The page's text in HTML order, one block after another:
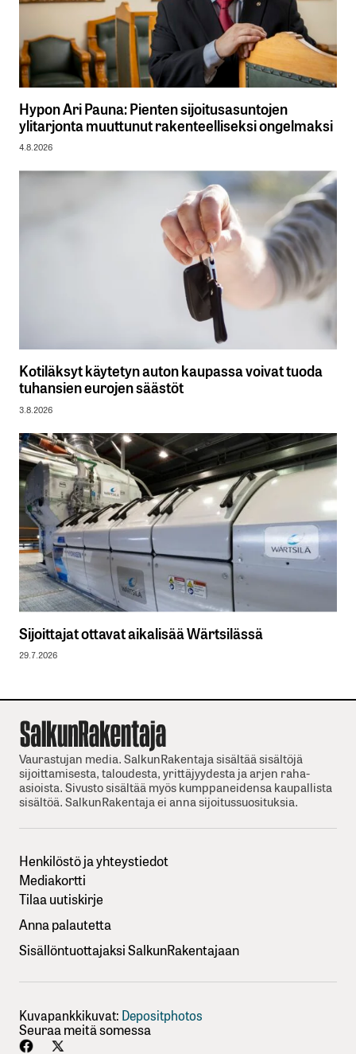
Hypon Ari Pauna: Pienten sijoitusasuntojen
ylitarjonta muuttunut rakenteelliseksi ongelmaksi
4.8.2026
Kotiläksyt käytetyn auton kaupassa voivat tuoda
tuhansien eurojen säästöt
3.8.2026
Sijoittajat ottavat aikalisää Wärtsilässä
29.7.2026
Vaurastujan media. SalkunRakentaja sisältää sisältöjä
sijoittamisesta, taloudesta, yrittäjyydesta ja arjen raha-
asioista. Sivusto sisältää myös kumppaneidensa kaupallista
sisältöä. SalkunRakentaja ei anna sijoitussuosituksia.
Henkilöstö ja yhteystiedot
Mediakortti
Tilaa uutiskirje
Anna palautetta
Sisällöntuottajaksi SalkunRakentajaan
Kuvapankkikuvat: Depositphotos
Seuraa meitä somessa